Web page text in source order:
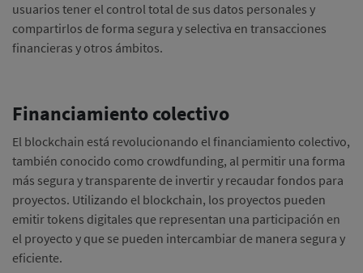
usuarios tener el control total de sus datos personales y
compartirlos de forma segura y selectiva en transacciones
financieras y otros ámbitos.
Financiamiento colectivo
El blockchain está revolucionando el financiamiento colectivo,
también conocido como crowdfunding, al permitir una forma
más segura y transparente de invertir y recaudar fondos para
proyectos. Utilizando el blockchain, los proyectos pueden
emitir tokens digitales que representan una participación en
el proyecto y que se pueden intercambiar de manera segura y
eficiente.